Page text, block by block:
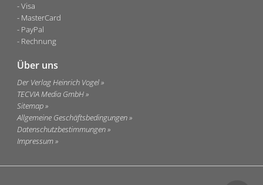
Visa
MasterCard
PayPal
Rechnung
Über uns
Der Verlag Heinrich Vogel
TECVIA Media GmbH
Sitemap
Allgemeine Geschäftsbedingungen
Datenschutzbestimmungen
Impressum